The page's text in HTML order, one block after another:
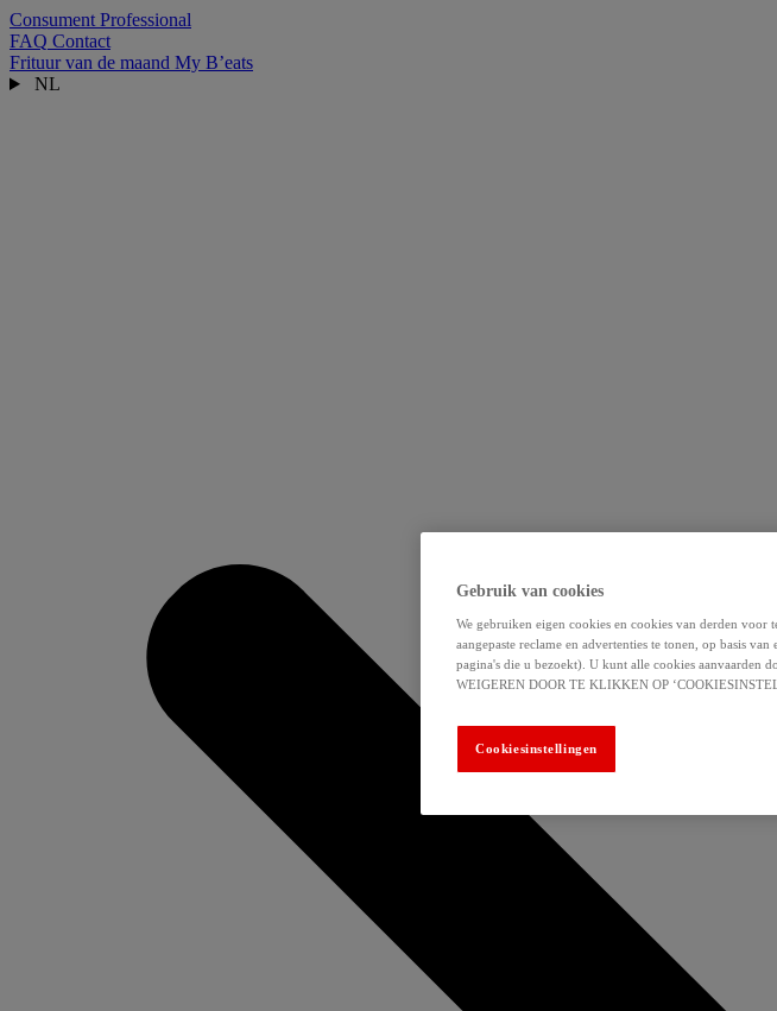
Consument Professional
FAQ Contact
Frituur van de maand My B’eats
NL
Gebruik van cookies
We gebruiken eigen cookies en cookies van derden voor
aangepaste reclame en advertenties te tonen, op basis
pagina's die u bezoekt). U kunt alle cookies aanvaarden
WEIGEREN DOOR TE KLIKKEN OP
Cookiesinstellingen